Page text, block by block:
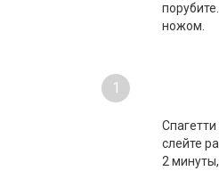
1
ножом.
слейте
2